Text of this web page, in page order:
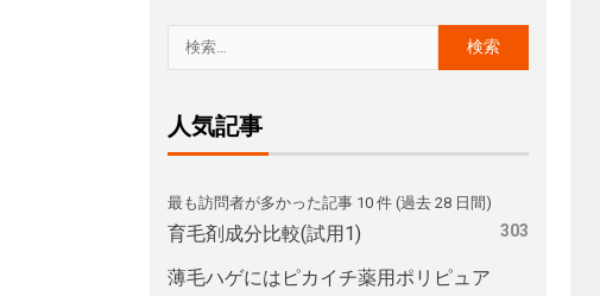
人気記事
最も訪問者が多かった記事 10 件 (過去 28 日間)
育毛剤成分比較(試用1) 303
薄毛ハゲにはピカイチ薬用ポリピュア